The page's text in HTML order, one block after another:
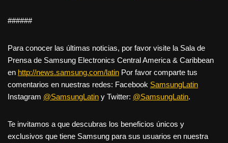
######
Para conocer las últimas noticias, por favor visite la Sala de
Prensa de Samsung Electronics Central America & Caribbean
en http://news.samsung.com/latin Por favor comparte tus
comentarios en nuestras redes: Facebook SamsungLatin
Instagram @SamsungLatin y Twitter: @SamsungLatin.
Te invitamos a que descubras los beneficios únicos y
exclusivos que tiene Samsung para sus usuarios en nuestra